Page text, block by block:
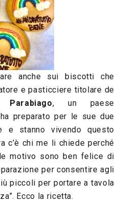
anche sui biscotti che
e pasticciere titolare de
Parabiago, un paese
preparato per le sue due
e stanno vivendo questo
c’è chi me li chiede perché
motivo sono ben felice di
per consentire agli
piccoli per portare a tavola
Ecco la ricetta.